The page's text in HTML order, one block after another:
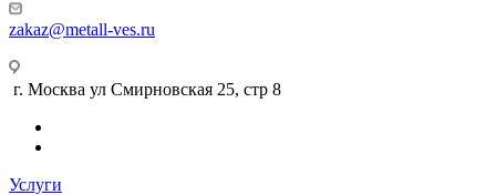
zakaz@metall-ves.ru
г. Москва ул Смирновская 25, стр 8
Услуги